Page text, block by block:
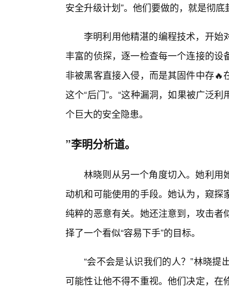
安全升级计划”。他们要做的，就是彻
李明利用他精湛的编程技术，开始
丰富的侦探，逐一检查每一个连接的
非被黑客直接入侵，而是其固件中存
这个“后门”。“这种漏洞，如果被广泛
个巨大的安全隐患。
”李明分析道。
林晓则从另一个角度切入。她利用
动机和可能使用的手段。她认为，窥
纯粹的恶意有关。她还注意到，攻击
择了一个看似“容易下手”的目标。
“会不会是认识我们的人？”林晓
可能性让他不得不重视。他们决定，